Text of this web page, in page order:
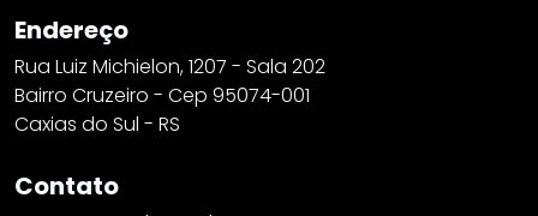
Endereço
Rua Luiz Michielon, 1207 - Sala 202
Bairro Cruzeiro - Cep 95074-001
Caxias do Sul - RS
Contato